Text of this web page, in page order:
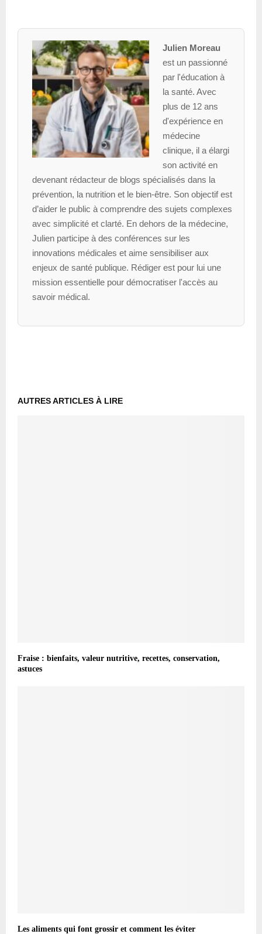
Julien Moreau
est un passionné
par l'éducation à
la santé. Avec
plus de 12 ans
d'expérience en
médecine
clinique, il a élargi
son activité en
devenant rédacteur de blogs spécialisés dans la
prévention, la nutrition et le bien-être. Son objectif est
d’aider le public à comprendre des sujets complexes
avec simplicité et clarté. En dehors de la médecine,
Julien participe à des conférences sur les
innovations médicales et aime sensibiliser aux
enjeux de santé publique. Rédiger est pour lui une
mission essentielle pour démocratiser l'accès au
savoir médical.
AUTRES ARTICLES À LIRE
Fraise : bienfaits, valeur nutritive, recettes, conservation,
astuces
Les aliments qui font grossir et comment les éviter